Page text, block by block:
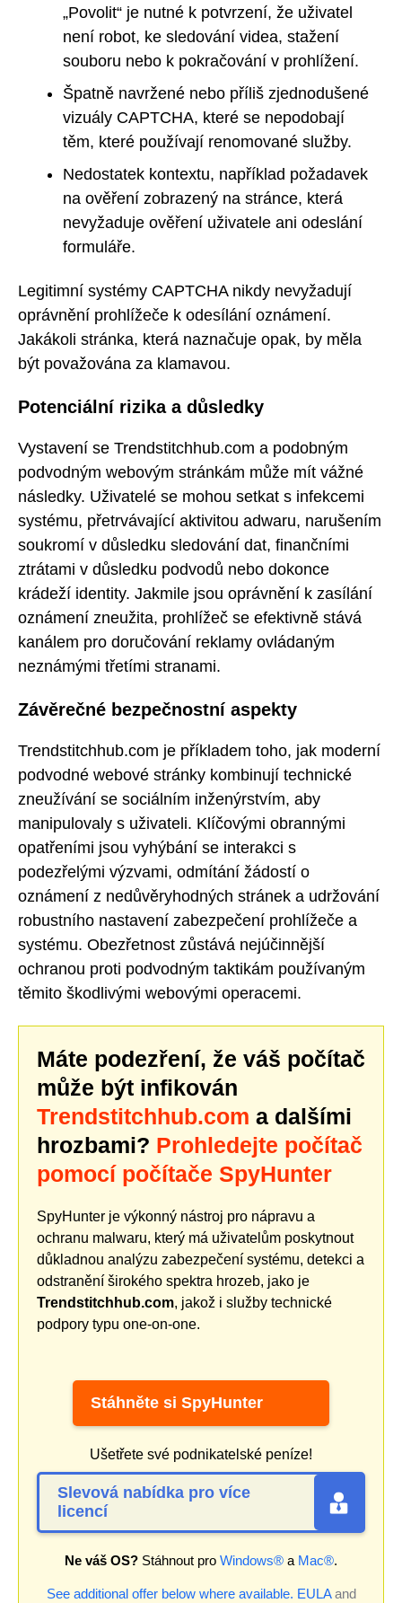
„Povolit“ je nutné k potvrzení, že uživatel
není robot, ke sledování videa, stažení
souboru nebo k pokračování v prohlížení.
Špatně navržené nebo příliš zjednodušené
vizuály CAPTCHA, které se nepodobají
těm, které používají renomované služby.
Nedostatek kontextu, například požadavek
na ověření zobrazený na stránce, která
nevyžaduje ověření uživatele ani odeslání
formuláře.
Legitimní systémy CAPTCHA nikdy nevyžadují
oprávnění prohlížeče k odesílání oznámení.
Jakákoli stránka, která naznačuje opak, by měla
být považována za klamavou.
Potenciální rizika a důsledky
Vystavení se Trendstitchhub.com a podobným
podvodným webovým stránkám může mít vážné
následky. Uživatelé se mohou setkat s infekcemi
systému, přetrvávající aktivitou adwaru, narušením
soukromí v důsledku sledování dat, finančními
ztrátami v důsledku podvodů nebo dokonce
krádeží identity. Jakmile jsou oprávnění k zasílání
oznámení zneužita, prohlížeč se efektivně stává
kanálem pro doručování reklamy ovládaným
neznámými třetími stranami.
Závěrečné bezpečnostní aspekty
Trendstitchhub.com je příkladem toho, jak moderní
podvodné webové stránky kombinují technické
zneužívání se sociálním inženýrstvím, aby
manipulovaly s uživateli. Klíčovými obrannými
opatřeními jsou vyhýbání se interakci s
podezřelými výzvami, odmítání žádostí o
oznámení z nedůvěryhodných stránek a udržování
robustního nastavení zabezpečení prohlížeče a
systému. Obezřetnost zůstává nejúčinnější
ochranou proti podvodným taktikám používaným
těmito škodlivými webovými operacemi.
Máte podezření, že váš počítač
může být infikován
Trendstitchhub.com a dalšími
hrozbami? Prohledejte počítač
pomocí počítače SpyHunter
SpyHunter je výkonný nástroj pro nápravu a
ochranu malwaru, který má uživatelům poskytnout
důkladnou analýzu zabezpečení systému, detekci a
odstranění širokého spektra hrozeb, jako je
Trendstitchhub.com, jakož i služby technické
podpory typu one-on-one.
Stáhněte si SpyHunter
Ušetřete své podnikatelské peníze!
Slevová nabídka pro více
licencí
Ne váš OS? Stáhnout pro Windows® a Mac®.
See additional offer below where available. EULAand